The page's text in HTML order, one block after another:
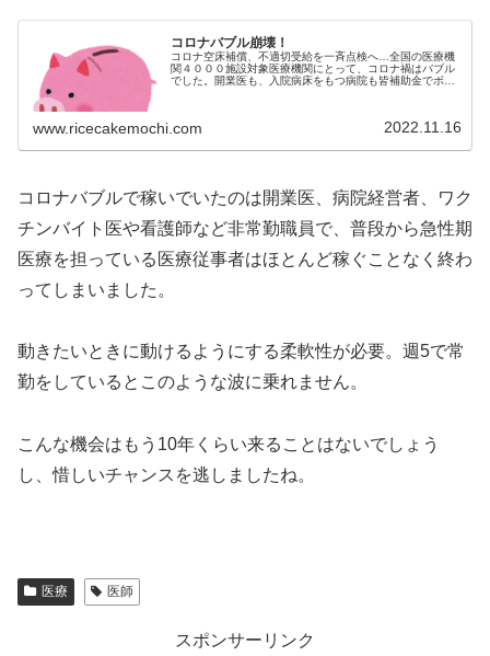
コロナバブル崩壊！
コロナ空床補償、不適切受給を一斉点検へ…全国の医療機
関４０００施設対象医療機関にとって、コロナ禍はバブル
でした。開業医も、入院病床をもつ病院も皆補助金でボロ
www.ricecakemochi.com 2022.11.16
コロナバブルで稼いでいたのは開業医、病院経営者、ワク
チンバイト医や看護師など非常勤職員で、普段から急性期
医療を担っている医療従事者はほとんど稼ぐことなく終わ
ってしまいました。
動きたいときに動けるようにする柔軟性が必要。週5で常
勤をしているとこのような波に乗れません。
こんな機会はもう10年くらい来ることはないでしょう
し、惜しいチャンスを逃しましたね。
医療 医師
スポンサーリンク